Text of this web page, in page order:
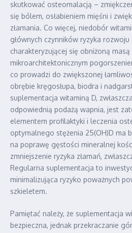
skutkować osteomalacją –
się bólem, osłabieniem mięśni i
złamania. Co więcej, niedobór
głównych czynników ryzyka
charakteryzującej się obniżoną
mikroarchitektonicznym
co prowadzi do zwiększonej
obrębie kręgosłupa, biodra i
suplementacja witaminą D,
odpowiednią podażą wapnia, jest
elementem profilaktyki i leczenia
optymalnego stężenia 25(OH)D ma
na poprawę gęstości mineralnej
zmniejszenie ryzyka złamań,
Regularna suplementacja to
minimalizująca ryzyko poważnych
szkieletem.
Pamiętać należy, że suplementacja
bezpieczna, jednak przekraczanie